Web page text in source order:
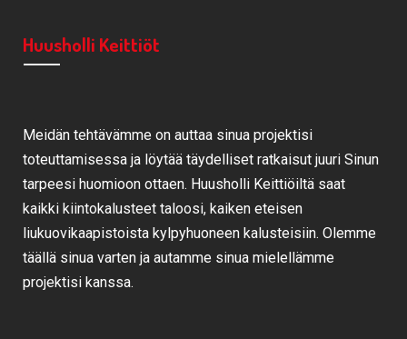
Huusholli Keittiöt
Meidän tehtävämme on auttaa sinua projektisi
toteuttamisessa ja löytää täydelliset ratkaisut juuri Sinun
tarpeesi huomioon ottaen. Huusholli Keittiöiltä saat
kaikki kiintokalusteet taloosi, kaiken eteisen
liukuovikaapistoista kylpyhuoneen kalusteisiin. Olemme
täällä sinua varten ja autamme sinua mielellämme
projektisi kanssa.